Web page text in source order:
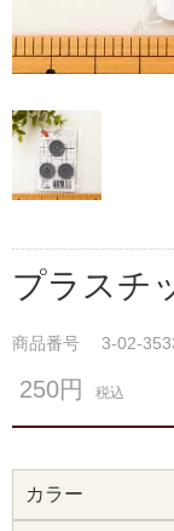
プラスチ
商品番号 3-02-
250円 税込
カラー